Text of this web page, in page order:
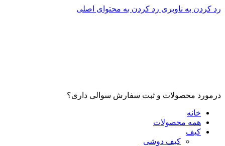
رد کردن به ناوبری رد کردن به محتوای اصلی
درمورد محصولات و ثبت سفارش سوالی داری؟
خانه
همه محصولات
کیف
کیف دوشی